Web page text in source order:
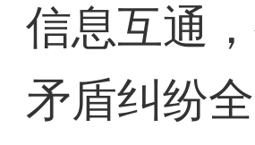
信息互通
矛盾纠纷